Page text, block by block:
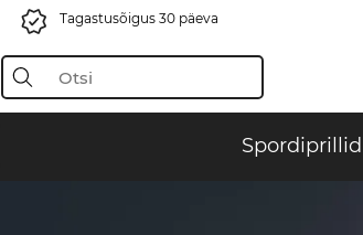
Tagastusõigus 30 päeva
Spordiprillid